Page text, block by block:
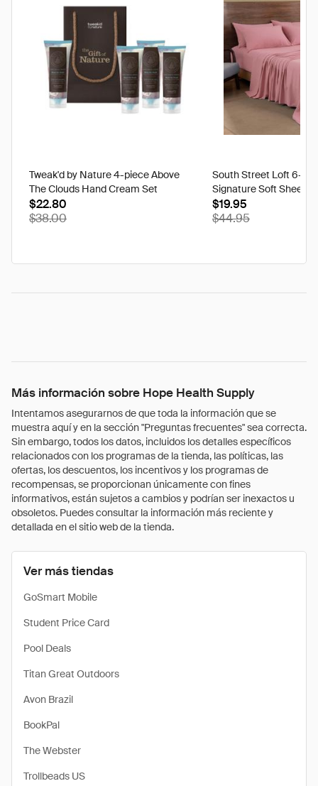
Tweak'd by Nature 4-piece Above
The Clouds Hand Cream Set
$22.80
$38.00
South Street Loft 6-
Signature Soft Sheet
Ikat - Twin
$19.95
$44.95
Más información sobre Hope Health Supply
Intentamos asegurarnos de que toda la información que se
muestra aquí y en la sección "Preguntas frecuentes" sea correcta.
Sin embargo, todos los datos, incluidos los detalles específicos
relacionados con los programas de la tienda, las políticas, las
ofertas, los descuentos, los incentivos y los programas de
recompensas, se proporcionan únicamente con fines
informativos, están sujetos a cambios y podrían ser inexactos u
obsoletos. Puedes consultar la información más reciente y
detallada en el sitio web de la tienda.
Ver más tiendas
GoSmart Mobile
Student Price Card
Pool Deals
Titan Great Outdoors
Avon Brazil
BookPal
The Webster
Trollbeads US